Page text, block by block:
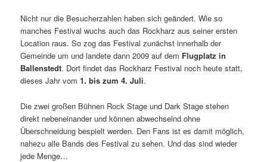
Nicht nur die Besucherzahlen haben sich geändert. Wie so
manches Festival wuchs auch das Rockharz aus seiner ersten
Location raus. So zog das Festival zunächst innerhalb der
Gemeinde um und landete dann 2009 auf dem Flugplatz in
Ballenstedt. Dort findet das Rockharz Festival noch heute statt,
dieses Jahr vom1. bis zum 4. Juli.
Die zwei großen Bühnen Rock Stage und Dark Stage stehen
direkt nebeneinander und können abwechselnd ohne
Überschneidung bespielt werden. Den Fans ist es damit möglich,
nahezu alle Bands des Festival zu sehen. Und das sind wieder
jede Menge…